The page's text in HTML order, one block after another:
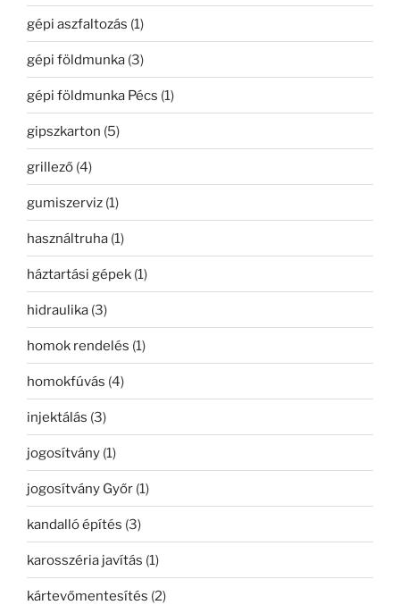
gépi aszfaltozás (1)
gépi földmunka (3)
gépi földmunka Pécs (1)
gipszkarton (5)
grillező (4)
gumiszerviz (1)
használtruha (1)
háztartási gépek (1)
hidraulika (3)
homok rendelés (1)
homokfúvás (4)
injektálás (3)
jogosítvány (1)
jogosítvány Győr (1)
kandalló építés (3)
karosszéria javítás (1)
kártevőmentesítés (2)